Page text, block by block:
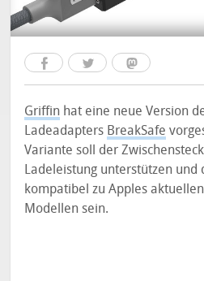
Griffin hat eine neue Version
Ladeadapters BreakSafe
Variante soll der
Ladeleistung unterstützen und
kompatibel zu Apples
Modellen sein.